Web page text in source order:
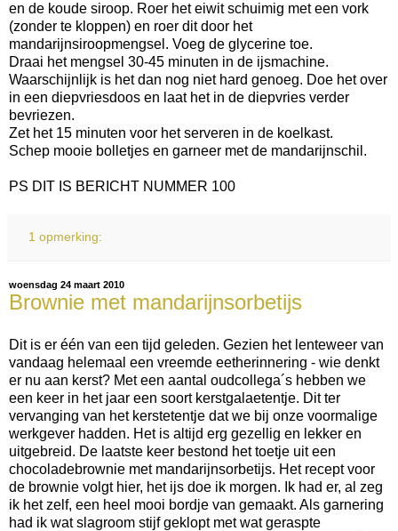
en de koude siroop. Roer het eiwit schuimig met een vork
(zonder te kloppen) en roer dit door het
mandarijnsiroopmengsel. Voeg de glycerine toe.
Draai het mengsel 30-45 minuten in de ijsmachine.
Waarschijnlijk is het dan nog niet hard genoeg. Doe het over
in een diepvriesdoos en laat het in de diepvries verder
bevriezen.
Zet het 15 minuten voor het serveren in de koelkast.
Schep mooie bolletjes en garneer met de mandarijnschil.
PS DIT IS BERICHT NUMMER 100
1 opmerking:
woensdag 24 maart 2010
Brownie met mandarijnsorbetijs
Dit is er één van een tijd geleden. Gezien het lenteweer van
vandaag helemaal een vreemde eetherinnering - wie denkt
er nu aan kerst? Met een aantal oudcollega´s hebben we
een keer in het jaar een soort kerstgalaetentje. Dit ter
vervanging van het kerstetentje dat we bij onze voormalige
werkgever hadden. Het is altijd erg gezellig en lekker en
uitgebreid. De laatste keer bestond het toetje uit een
chocoladebrownie met mandarijnsorbetijs. Het recept voor
de brownie volgt hier, het ijs doe ik morgen. Ik had er, al zeg
ik het zelf, een heel mooi bordje van gemaakt. Als garnering
had ik wat slagroom stijf geklopt met wat geraspte